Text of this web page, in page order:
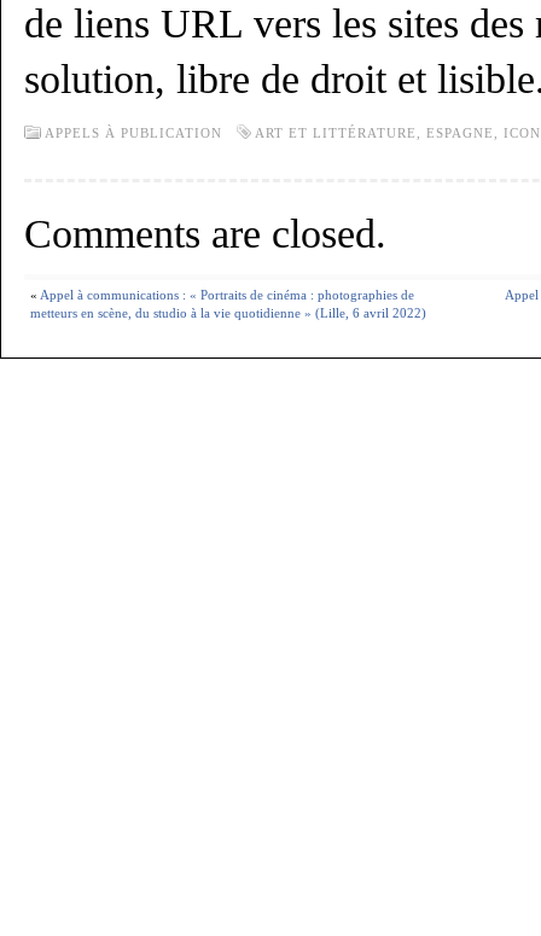
de liens URL vers les sites des
solution, libre de droit et
APPELS À PUBLICATION ART ET LITTÉRATURE ESPAGNE
Comments are closed.
« Appel à communications : « Portraits de cinéma : photographies de
metteurs en scène, du studio à la vie quotidienne » (Lille, 6 avril 2022)
Appel